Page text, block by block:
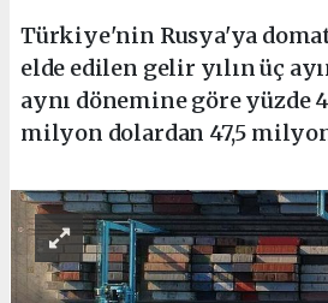
Türkiye'nin Rusya'ya
elde edilen gelir yılın üç
aynı dönemine göre yüzde
milyon dolardan 47,5